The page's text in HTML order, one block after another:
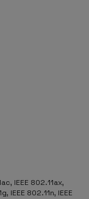
IEEE 802.11ax,
IEEE 802.11n, IEEE